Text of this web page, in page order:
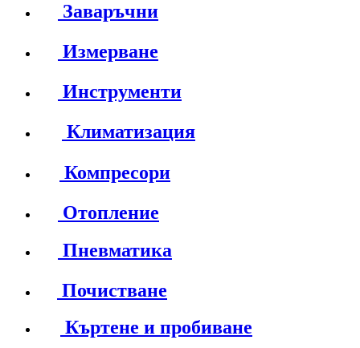
Заваръчни
Измерване
Инструменти
Климатизация
Компресори
Отопление
Пневматика
Почистване
Къртене и пробиване